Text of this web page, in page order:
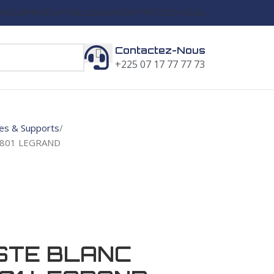
PRODUITSBLOGUERCONTACTEZ-NOUS
Contactez-Nous
+225 07 17 77 77 73
& Supports
LEGRAND
BLANC